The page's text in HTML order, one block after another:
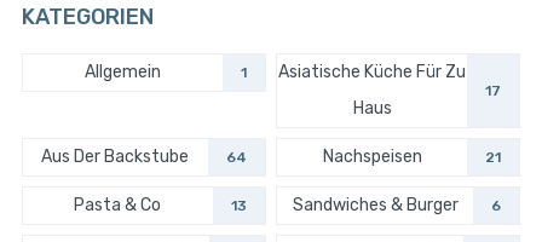
KATEGORIEN
Allgemein 1
Asiatische Küche Für Zu
Haus
17
Aus Der Backstube 64 Nachspeisen 21
Pasta & Co 13 Sandwiches & Burger 6